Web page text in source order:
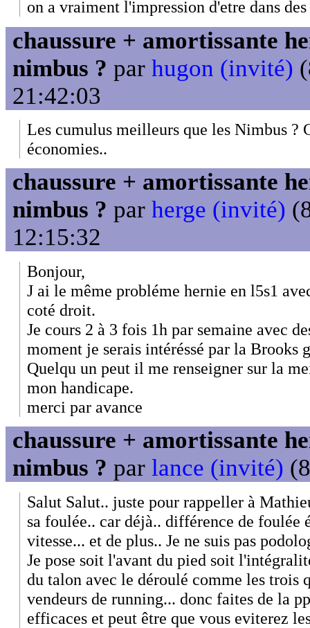
on a vraiment l'impression d'etre dans des
chaussure + amortissante
nimbus ? par hugon (invité)
21:42:03
Les cumulus meilleurs que les Nimbus ?
économies..
chaussure + amortissante
nimbus ? par herge (invité)
12:15:32
Bonjour,
J ai le même probléme hernie en l5s1
coté droit.
Je cours 2 à 3 fois 1h par semaine avec
moment je serais intéréssé par la Brooks
Quelqu un peut il me renseigner sur la
mon handicape.
merci par avance
chaussure + amortissante
nimbus ? par lance (invité)
Salut Salut.. juste pour rappeller à
sa foulée.. car déjà.. différence de foulée
vitesse... et de plus.. Je ne suis pas
Je pose soit l'avant du pied soit
du talon avec le déroulé comme les trois
vendeurs de running... donc faites de la
efficaces et peut être que vous eviterez